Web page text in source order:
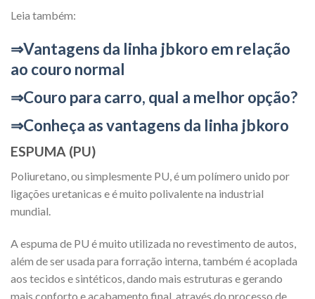
Leia também:
⇒Vantagens da linha jbkoro em relação
ao couro normal
⇒Couro para carro, qual a melhor opção?
⇒Conheça as vantagens da linha jbkoro
ESPUMA (PU)
Poliuretano, ou simplesmente PU, é um polímero unido por
ligações uretanicas e é muito polivalente na industrial
mundial.
A espuma de PU é muito utilizada no revestimento de autos,
além de ser usada para forração interna, também é acoplada
aos tecidos e sintéticos, dando mais estruturas e gerando
mais conforto e acabamento final, através do processo de